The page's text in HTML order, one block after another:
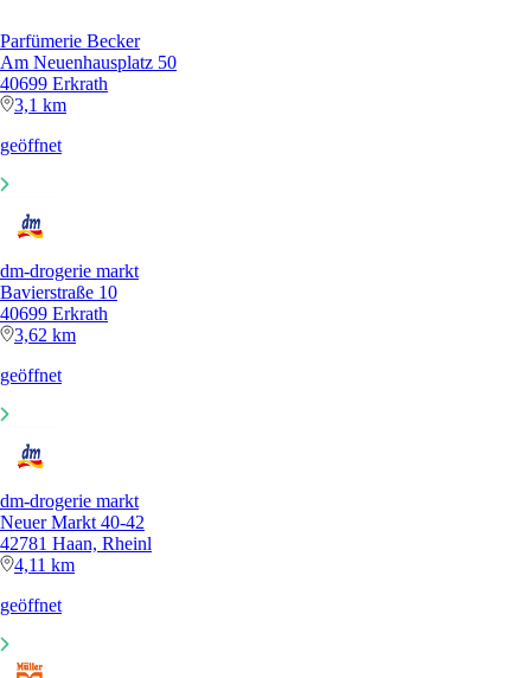
Parfümerie Becker
Am Neuenhausplatz 50
40699 Erkrath
3,1 km
geöffnet
dm-drogerie markt
Bavierstraße 10
40699 Erkrath
3,62 km
geöffnet
dm-drogerie markt
Neuer Markt 40-42
42781 Haan, Rheinl
4,11 km
geöffnet